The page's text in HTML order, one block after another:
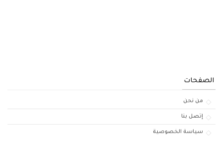
الصفحات
من نحن
إتصل بنا
سياسة الخصوصية